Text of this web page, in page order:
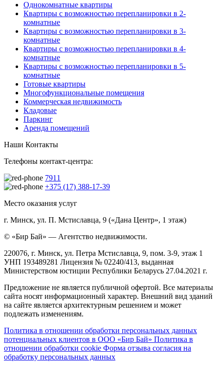
Однокомнатные квартиры
Квартиры с возможностью перепланировки в 2-
комнатные
Квартиры с возможностью перепланировки в 3-
комнатные
Квартиры с возможностью перепланировки в 4-
комнатные
Квартиры с возможностью перепланировки в 5-
комнатные
Готовые квартиры
Многофункциональные помещения
Коммерческая недвижимость
Кладовые
Паркинг
Аренда помещений
Наши Контакты
Телефоны контакт-центра:
7911
+375 (17) 388-17-39
Место оказания услуг
г. Минск, ул. П. Мстиславца, 9 («Дана Центр», 1 этаж)
© «Бир Бай» — Агентство недвижимости.
220076, г. Минск, ул. Петра Мстиславца, 9, пом. 3-9, этаж 1
УНП 193489281 Лицензия № 02240/413, выданная
Министерством юстиции Республики Беларусь 27.04.2021 г.
Предложение не является публичной офертой. Все материалы
сайта носят информационный характер. Внешний вид зданий
на сайте является архитектурным решением и может
подлежать изменениям.
Политика в отношении обработки персональных данных
потенциальных клиентов в ООО «Бир Бай» Политика в
отношении обработки cookie Форма отзыва согласия на
обработку персональных данных